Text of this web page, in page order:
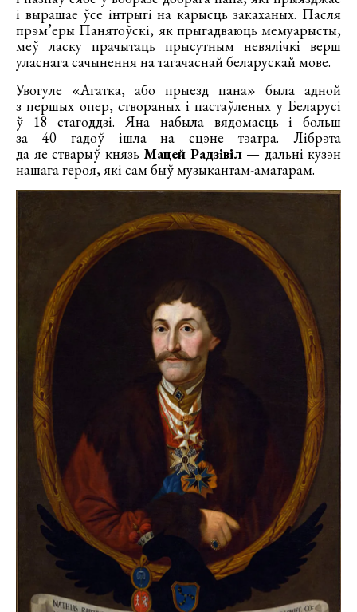
і вырашае ўсе інтрыгі на карысць закаханых. Пасля
прэм’еры Панятоўскі, як прыгадваюць мемуарысты,
меў ласку прачытаць прысутным невялічкі верш
уласнага сачынення на тагачаснай беларускай мове.
Увогуле «Агатка, або прыезд пана» была адной
з першых опер, створаных і пастаўленых у Беларусі
ў 18 стагоддзі. Яна набыла вядомасць і больш
за 40 гадоў ішла на сцэне тэатра. Лібрэта
да яе стварыў князь Мацей Радзівіл— дальні кузэн
нашага героя, які сам быў музыкантам-аматарам.